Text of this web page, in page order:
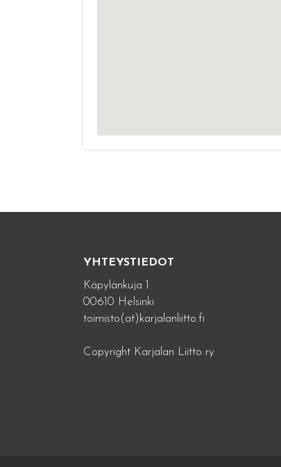
YHTEYSTIEDOT
Käpylänkuja 1
00610 Helsinki
toimisto(at)karjalanliitto.fi
Copyright Karjalan Liitto ry